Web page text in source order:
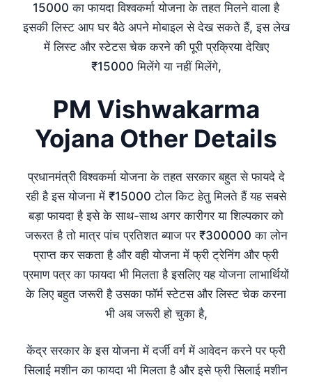
15000 का फायदा विश्वकर्मा योजना के तहत मिलने वाला है
इसकी लिस्ट आप घर बैठे अपने मोबाइल से देख सकते हैं, इस लेख
में लिस्ट और स्टेटस चेक करने की पूरी प्रक्रिया देखिए
₹15000 मिलेंगे या नहीं मिलेंगे,
PM Vishwakarma
Yojana Other Details
प्रधानमंत्री विश्वकर्मा योजना के तहत सरकार बहुत से फायदे दे
रही है इस योजना में ₹15000 टोल किट हेतु मिलते हैं यह सबसे
बड़ा फायदा है इसे के साथ-साथ अगर कारीगर या शिल्पकार को
जरूरत है तो मात्र पांच प्रतिशत ब्याज पर ₹300000 का लोन
प्राप्त कर सकता है और वही योजना में फ्री ट्रेनिंग और फ्री
प्रमाण पत्र का फायदा भी मिलता है इसलिए यह योजना लाभार्थियों
के लिए बहुत जरूरी है उसका फॉर्म स्टेटस और लिस्ट चेक करना
भी अब जरूरी हो चुका है,
केंद्र सरकार के इस योजना में दर्जी वर्ग में आवेदन करने पर फ्री
सिलाई मशीन का फायदा भी मिलता है और इसे फ्री सिलाई मशीन